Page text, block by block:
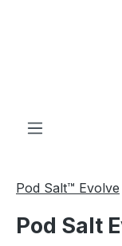
Pod Salt™ Evolve
Pod Salt